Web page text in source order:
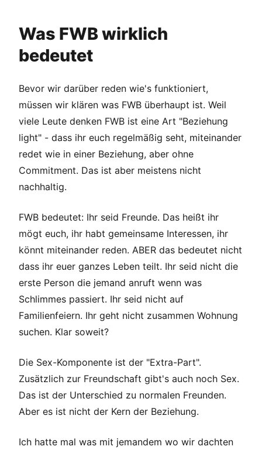
Was FWB wirklich
bedeutet
Bevor wir darüber reden wie's funktioniert,
müssen wir klären was FWB überhaupt ist. Weil
viele Leute denken FWB ist eine Art "Beziehung
light" - dass ihr euch regelmäßig seht, miteinander
redet wie in einer Beziehung, aber ohne
Commitment. Das ist aber meistens nicht
nachhaltig.
FWB bedeutet: Ihr seid Freunde. Das heißt ihr
mögt euch, ihr habt gemeinsame Interessen, ihr
könnt miteinander reden. ABER das bedeutet nicht
dass ihr euer ganzes Leben teilt. Ihr seid nicht die
erste Person die jemand anruft wenn was
Schlimmes passiert. Ihr seid nicht auf
Familienfeiern. Ihr geht nicht zusammen Wohnung
suchen. Klar soweit?
Die Sex-Komponente ist der "Extra-Part".
Zusätzlich zur Freundschaft gibt's auch noch Sex.
Das ist der Unterschied zu normalen Freunden.
Aber es ist nicht der Kern der Beziehung.
Ich hatte mal was mit jemandem wo wir dachten